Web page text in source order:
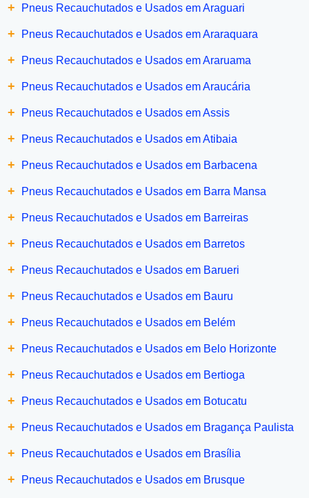
+ Pneus Recauchutados e Usados em Araguari
+ Pneus Recauchutados e Usados em Araraquara
+ Pneus Recauchutados e Usados em Araruama
+ Pneus Recauchutados e Usados em Araucária
+ Pneus Recauchutados e Usados em Assis
+ Pneus Recauchutados e Usados em Atibaia
+ Pneus Recauchutados e Usados em Barbacena
+ Pneus Recauchutados e Usados em Barra Mansa
+ Pneus Recauchutados e Usados em Barreiras
+ Pneus Recauchutados e Usados em Barretos
+ Pneus Recauchutados e Usados em Barueri
+ Pneus Recauchutados e Usados em Bauru
+ Pneus Recauchutados e Usados em Belém
+ Pneus Recauchutados e Usados em Belo Horizonte
+ Pneus Recauchutados e Usados em Bertioga
+ Pneus Recauchutados e Usados em Botucatu
+ Pneus Recauchutados e Usados em Bragança Paulista
+ Pneus Recauchutados e Usados em Brasília
+ Pneus Recauchutados e Usados em Brusque